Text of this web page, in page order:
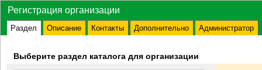
Регистрация организации
Раздел Описание Контакты Дополнительно Администратор
Выберите раздел каталога для организации